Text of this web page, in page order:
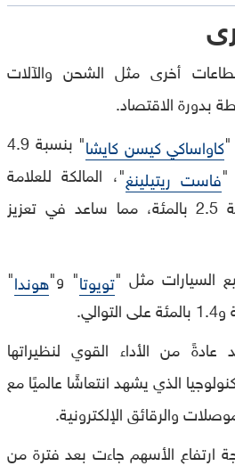
أخرى مثل الشحن والآلات
بدورة الاقتصاد.
كاواساكي كيسن كايشا
" بنسبة 4.9
"فاست ريتيلينغ"، المالكة للعلامة
التجارية "يونيكلو"، بنسبة 2.5 بالمئة، مما ساعد في تعزيز
السيارات مثل "تويوتا" و"هوندا"
عادةً من الأداء القوي لنظيراتها
الذي يشهد انتعاشًا عالميًا مع
والرقائق الإلكترونية.
ارتفاع الأسهم جاءت بعد فترة من